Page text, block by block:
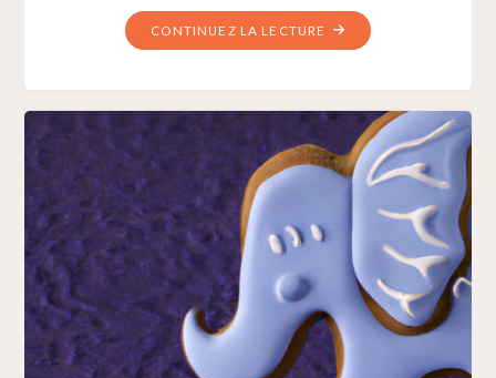
CONTINUEZ LA LECTURE
"SALADE
TERRE,
CONCOMBRES
VINAIGRETTE
–
RECETTE
DELICAROOM"